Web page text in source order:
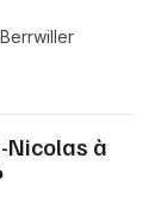
Nicolas à